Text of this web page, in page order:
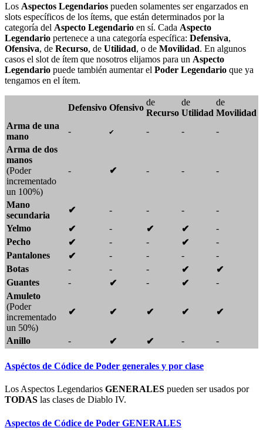
Los Aspectos Legendarios pueden solamentes ser engarzados en
slots específicos de los ítems, que están determinados por la
categoría del Aspecto Legendario en sí. Cada Aspecto
Legendario pertenece a una categoría específica: Defensiva,
Ofensiva, de Recurso, de Utilidad, o de Movilidad. En algunos
casos el slot de ítem que nosotros elijamos para un Aspecto
Legendario puede también aumentar el Poder Legendario que ya
tengamos en el ítem.
Defensivo Ofensivo
de
Recurso
de
Utilidad
de
Movilidad
Arma de una
mano
- ✔ - -
-
Arma de dos
manos
(Poder
incrementado
un 100%)
- ✔ - - -
Mano
secundaria
✔ - - -
-
Yelmo
✔ - ✔ ✔
-
Pecho
✔ - - ✔
-
Pantalones
✔ - - -
-
Botas
- - - ✔
✔
Guantes
- ✔ - ✔
-
Amuleto
(Poder
incrementado
un 50%)
✔ ✔ ✔ ✔ ✔
Anillo - ✔ ✔ - -
Aspéctos de Códice de Poder generales y por clase
Los Aspectos Legendarios GENERALES pueden ser usados por
TODAS las clases de Diablo IV.
Aspectos de Códice de Poder GENERALES